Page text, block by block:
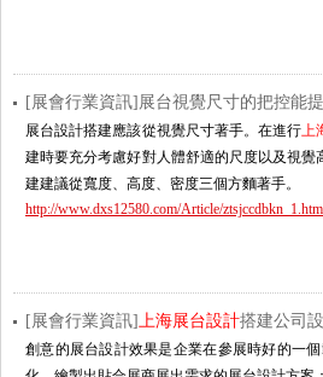
[展會行業資訊]展台視覺尺寸的把控能
展台設計搭建應該從視覺尺寸著手。在進行上
建時要充分考慮好對人體舒適的尺度以及視覺高
建建議從寬度、高度、密度三個方麵著手。
http://www.dxs12580.com/Article/
[展會行業資訊]上海展台設計搭建公司
創意的展台設計效果是企業在參展時好的一個